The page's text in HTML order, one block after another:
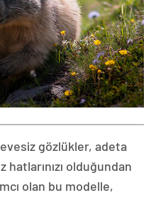
gözlükler, adeta
olduğundan
olan bu modelle,